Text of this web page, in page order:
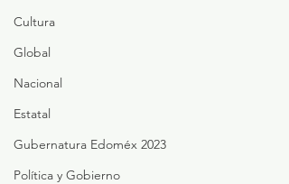
Cultura
Global
Nacional
Estatal
Gubernatura Edoméx 2023
Política y Gobierno